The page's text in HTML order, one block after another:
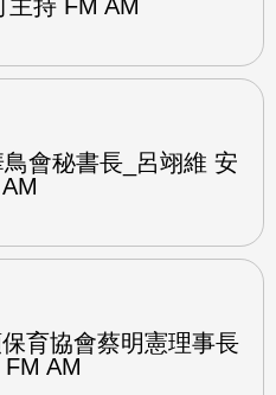
持 FM AM
會秘書長_呂翊維 安
育協會蔡明憲理事長
AM